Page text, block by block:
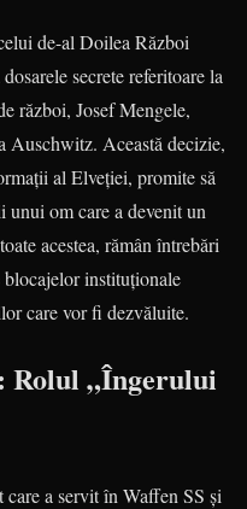
de-al Doilea Război
secrete referitoare la
război, Josef Mengele,
Auschwitz. Această decizie,
al Elveției, promite să
unui om care a devenit un
acestea, rămân întrebări
blocajelor instituționale
care vor fi dezvăluite.
Rolul „Îngerului
a servit în Waffen SS și